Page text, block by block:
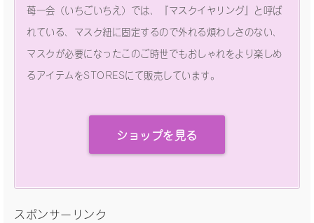
苺一会（いちごいちえ）では、『マスクイヤリング』と呼ば
れている、マスク紐に固定するので外れる煩わしさのない、
マスクが必要になったこのご時世でもおしゃれをより楽しめ
るアイテムをSTORESにて販売しています。
ショップを見る
スポンサーリンク